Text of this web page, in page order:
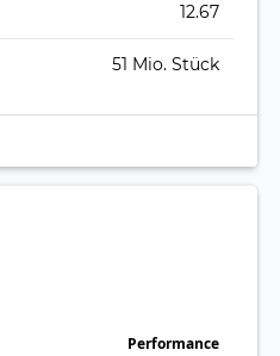
12.67
51 Mio. Stück
Perfor­mance